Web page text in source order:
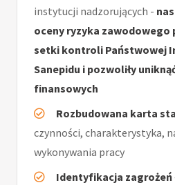
instytucji nadzorujących -
oceny ryzyka zawodowego
setki kontroli Państwowej
Sanepidu i pozwoliły
finansowych
Rozbudowana karta
czynności, charakterystyka,
wykonywania pracy
Identyfikacja zagrożeń